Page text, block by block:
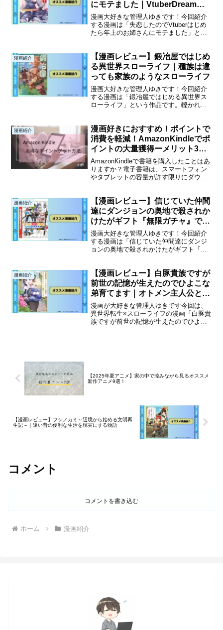
にモテました｜VtuberDreamと
ラブコメの要素の漫画を紹介
漫画大好きな管理人ゆきです！今回紹介
する漫画は「失恋したのでVtuberはじめ
たら年上のお姉さんにモテました」とい
は、この作品を読んでみてください。作
品の魅力を伝...
漫画紹介
【漫画レビュー】鍛冶屋ではじめ
る異世界スローライフ｜種族は違
っても家族のようなスローライフ
漫画大好きな管理人ゆきです！今回紹介
する漫画は「鍛冶屋ではじめる異世界ス
ローライフ」という作品です。轢かれそ
員が、前世では叶わなかったが興味のあ
った「鍛冶師」になるとこ...
漫画紹介
漫画好きにおすすめ！ポイントで
消費を軽減！AmazonKindleでポ
イントの大量獲得ーメリット3選
ー
AmazonKindleで書籍を購入したことはあ
りますか？電子書籍は、スマートフォン
やタブレットの容量が許す限りにダウン
先、仕事の合間や移動中に手軽に読書を
楽しむことがで...
漫画紹介
【漫画レビュー】信じていた仲間
達にダンジョンの奥地で殺されか
けたがギフト『無限ガチャ』でレ
ベル9999の仲間達を手にいれて
元パーティーメンバーと世界に復
讐＆『ざまぁ！』します！｜復讐
漫画大好きな管理人ゆきです！今回紹介
する漫画は「信じていた仲間達にダンジ
ョンの奥地で殺されかけたがギフト『無
讐＆『ざまぁ！』します！」という作品
です。この漫画の物語...
漫画紹介
【漫画レビュー】白豚貴族ですが
前世の記憶が生えたのでひよこな
弟育てます｜オトメン主人公と可
愛い弟のスローライフ物語
漫画が大好きな管理人ゆきです今回は、
異世界転生×スローライフの漫画「白豚貴
族ですが前世の記憶が生えたのでひよこ
【2025年夏アニメ】家の中で涼みながら見るオススメ
新作アニメ9選！
【漫画レビュー】フシノカミ～辺境から始める文明再
生記～｜遠い昔の便利な生活を現実にする物語
コメント
コメントを書き込む
ホーム 漫画紹介